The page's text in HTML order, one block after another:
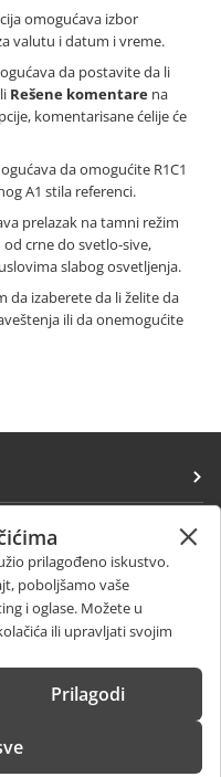
omogućava izbor
valutu i datum i vreme.
da postavite da li
Rešene komentare na
komentarisane ćelije će
da omogućite R1C1
A1 stila referenci.
prelazak na tamni režim
crne do svetlo-sive,
slabog osvetljenja.
da izaberete da li želite da
ili da onemogućite
prilagođeno iskustvo.
poboljšamo vaše
i oglase. Možete u
ili upravljati svojim
Prilagodi